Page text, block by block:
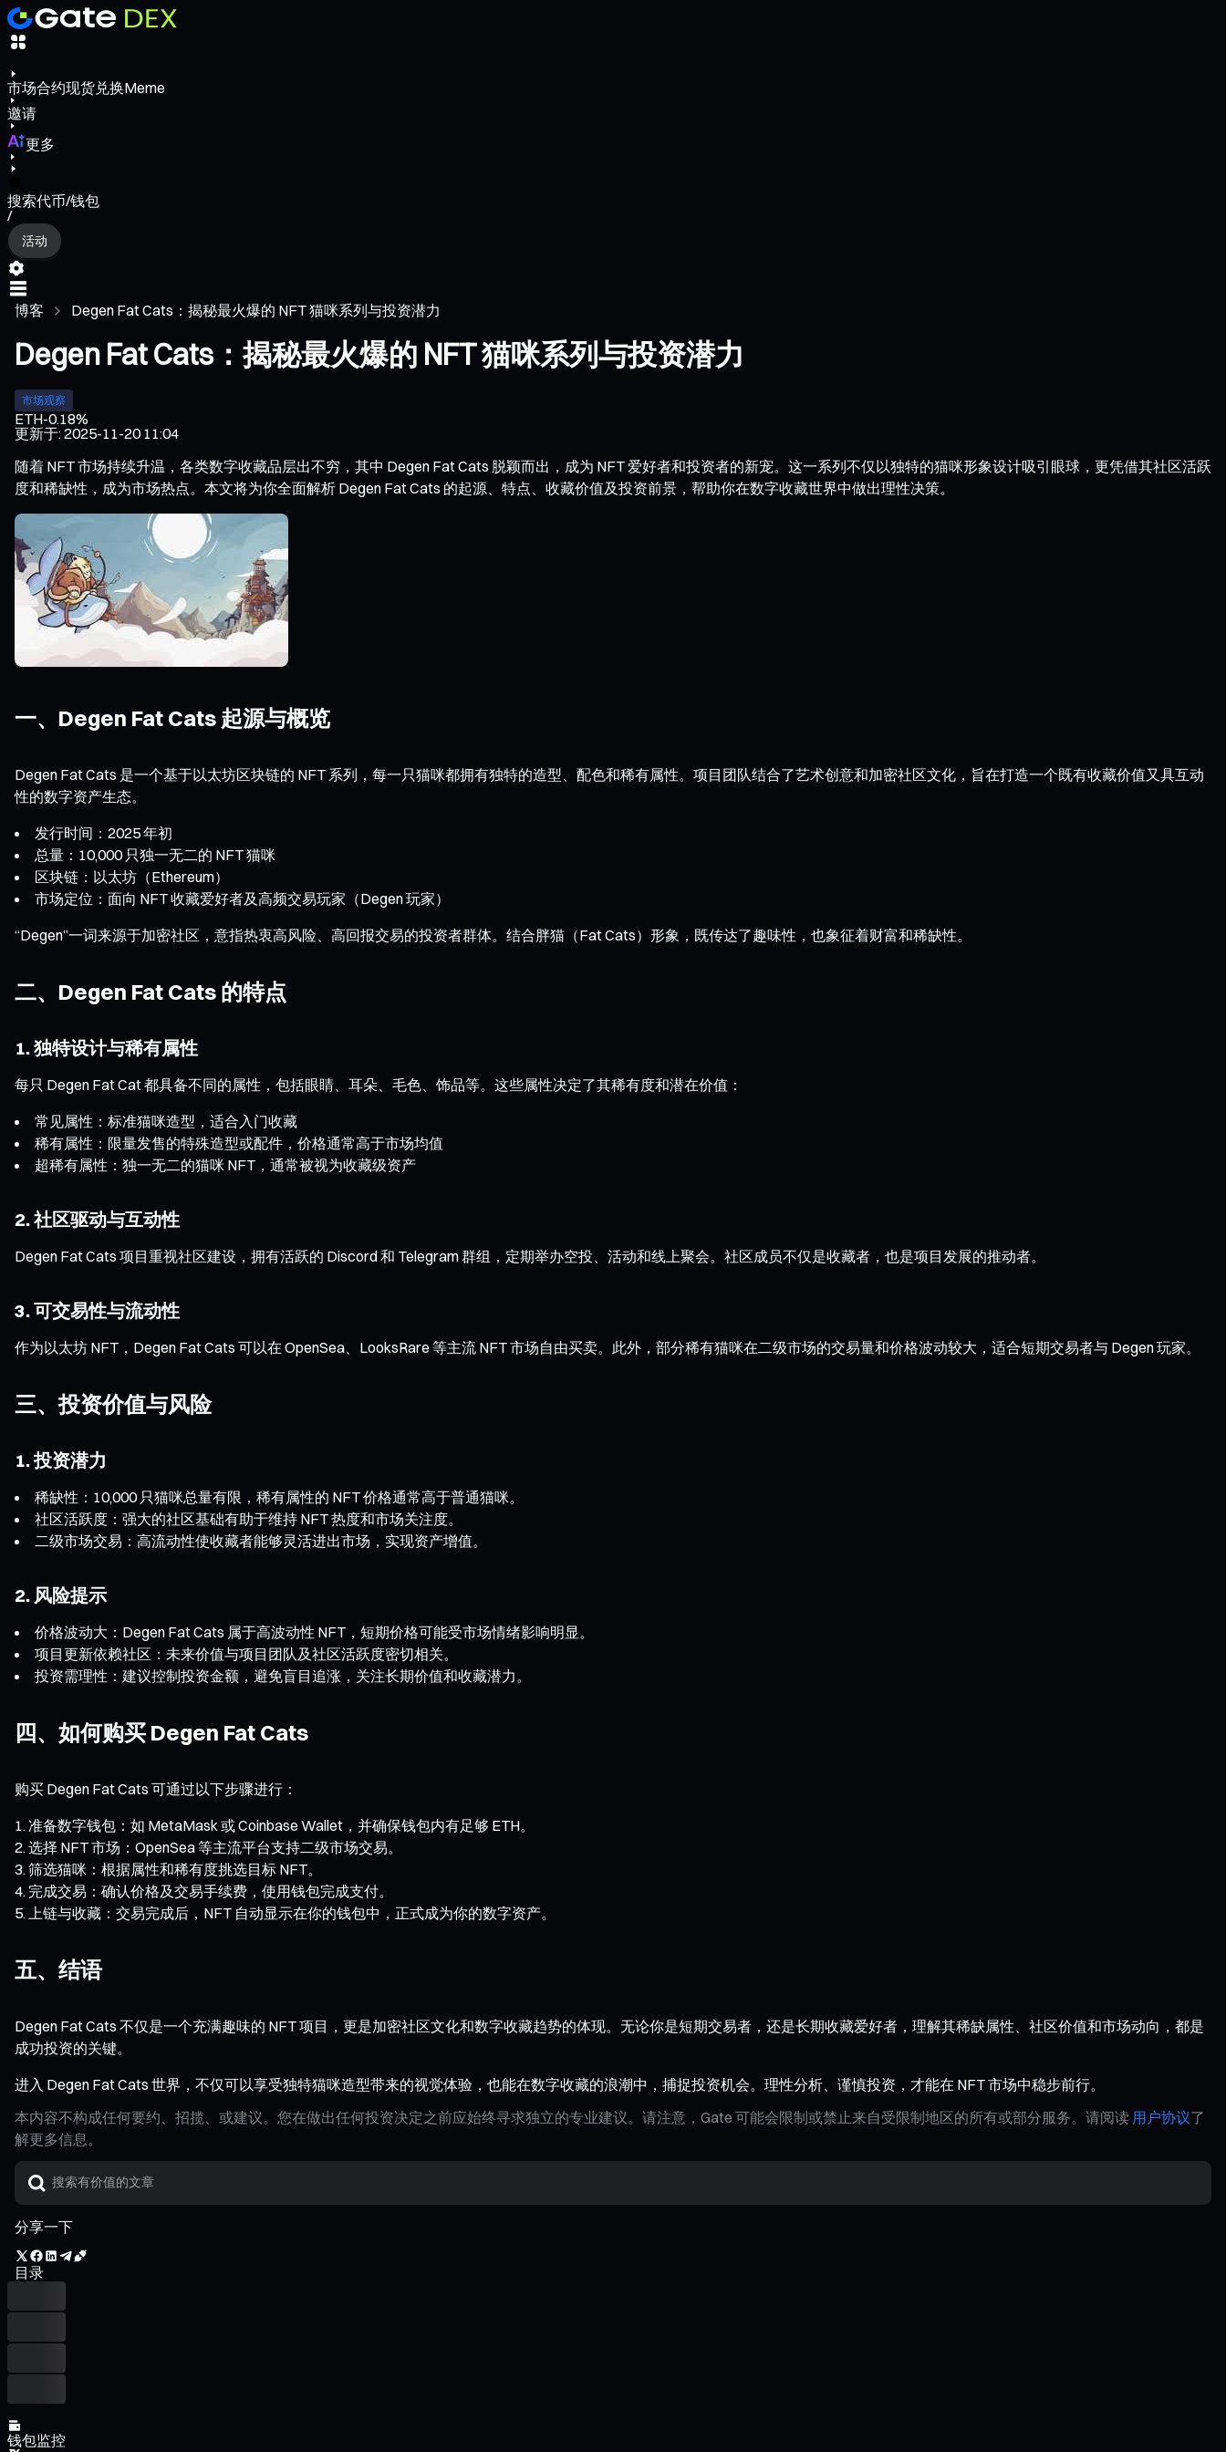
市场合约现货兑换Meme
邀请
更多
搜索代币/钱包
/
活动
博客 Degen Fat Cats：揭秘最火爆的 NFT 猫咪系列与投资潜力
Degen Fat Cats：揭秘最火爆的 NFT 猫咪系列与投资潜力
市场观察
ETH-0.18%
更新于:2025-11-20 11:04
随着 NFT 市场持续升温，各类数字收藏品层出不穷，其中 Degen Fat Cats 脱颖而出，成为 NFT 爱好者和投资者的新宠。这一系列不仅以独特的猫咪形象设计吸引眼球，更凭借其社区活跃
度和稀缺性，成为市场热点。本文将为你全面解析 Degen Fat Cats 的起源、特点、收藏价值及投资前景，帮助你在数字收藏世界中做出理性决策。
一、Degen Fat Cats 起源与概览
Degen Fat Cats 是一个基于以太坊区块链的 NFT 系列，每一只猫咪都拥有独特的造型、配色和稀有属性。项目团队结合了艺术创意和加密社区文化，旨在打造一个既有收藏价值又具互动
性的数字资产生态。
发行时间：2025 年初
总量：10,000 只独一无二的 NFT 猫咪
区块链：以太坊（Ethereum）
市场定位：面向 NFT 收藏爱好者及高频交易玩家（Degen 玩家）
“Degen”一词来源于加密社区，意指热衷高风险、高回报交易的投资者群体。结合胖猫（Fat Cats）形象，既传达了趣味性，也象征着财富和稀缺性。
二、Degen Fat Cats 的特点
1. 独特设计与稀有属性
每只 Degen Fat Cat 都具备不同的属性，包括眼睛、耳朵、毛色、饰品等。这些属性决定了其稀有度和潜在价值：
常见属性：标准猫咪造型，适合入门收藏
稀有属性：限量发售的特殊造型或配件，价格通常高于市场均值
超稀有属性：独一无二的猫咪 NFT，通常被视为收藏级资产
2. 社区驱动与互动性
Degen Fat Cats 项目重视社区建设，拥有活跃的 Discord 和 Telegram 群组，定期举办空投、活动和线上聚会。社区成员不仅是收藏者，也是项目发展的推动者。
3. 可交易性与流动性
作为以太坊 NFT，Degen Fat Cats 可以在 OpenSea、LooksRare 等主流 NFT 市场自由买卖。此外，部分稀有猫咪在二级市场的交易量和价格波动较大，适合短期交易者与 Degen 玩家。
三、投资价值与风险
1. 投资潜力
稀缺性：10,000 只猫咪总量有限，稀有属性的 NFT 价格通常高于普通猫咪。
社区活跃度：强大的社区基础有助于维持 NFT 热度和市场关注度。
二级市场交易：高流动性使收藏者能够灵活进出市场，实现资产增值。
2. 风险提示
价格波动大：Degen Fat Cats 属于高波动性 NFT，短期价格可能受市场情绪影响明显。
项目更新依赖社区：未来价值与项目团队及社区活跃度密切相关。
投资需理性：建议控制投资金额，避免盲目追涨，关注长期价值和收藏潜力。
四、如何购买 Degen Fat Cats
购买 Degen Fat Cats 可通过以下步骤进行：
准备数字钱包：如 MetaMask 或 Coinbase Wallet，并确保钱包内有足够 ETH。
选择 NFT 市场：OpenSea 等主流平台支持二级市场交易。
筛选猫咪：根据属性和稀有度挑选目标 NFT。
完成交易：确认价格及交易手续费，使用钱包完成支付。
上链与收藏：交易完成后，NFT 自动显示在你的钱包中，正式成为你的数字资产。
五、结语
Degen Fat Cats 不仅是一个充满趣味的 NFT 项目，更是加密社区文化和数字收藏趋势的体现。无论你是短期交易者，还是长期收藏爱好者，理解其稀缺属性、社区价值和市场动向，都是
成功投资的关键。
进入 Degen Fat Cats 世界，不仅可以享受独特猫咪造型带来的视觉体验，也能在数字收藏的浪潮中，捕捉投资机会。理性分析、谨慎投资，才能在 NFT 市场中稳步前行。
本内容不构成任何要约、招揽、或建议。您在做出任何投资决定之前应始终寻求独立的专业建议。请注意，Gate 可能会限制或禁止来自受限制地区的所有或部分服务。请阅读 用户协议了
解更多信息。
分享一下
目录
钱包监控